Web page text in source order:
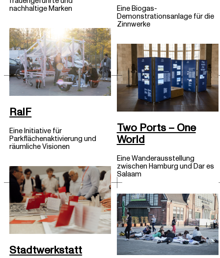
nachhaltige Marken
Eine Biogas-
Demonstrationsanlage für die
Zinnwerke
RalF
Eine Initiative für
Parkflächenaktivierung und
räumliche Visionen
Two Ports – One
World
Eine Wanderausstellung
zwischen Hamburg und Dar es
Salaam
Stadtwerkstatt